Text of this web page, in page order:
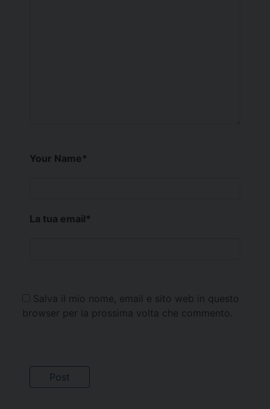
Your Name*
La tua email*
Salva il mio nome, email e sito web in questo
browser per la prossima volta che commento.